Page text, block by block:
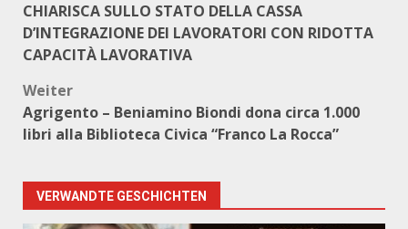
CHIARISCA SULLO STATO DELLA CASSA
D’INTEGRAZIONE DEI LAVORATORI CON RIDOTTA
CAPACITÀ LAVORATIVA
Weiter
Agrigento – Beniamino Biondi dona circa 1.000
libri alla Biblioteca Civica “Franco La Rocca”
VERWANDTE GESCHICHTEN